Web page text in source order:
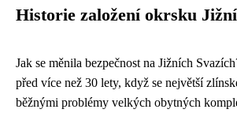
Historie založení okrsku
Jak se měnila bezpečnost na Jižních
před více než 30 lety, když se největší
běžnými problémy velkých obytných